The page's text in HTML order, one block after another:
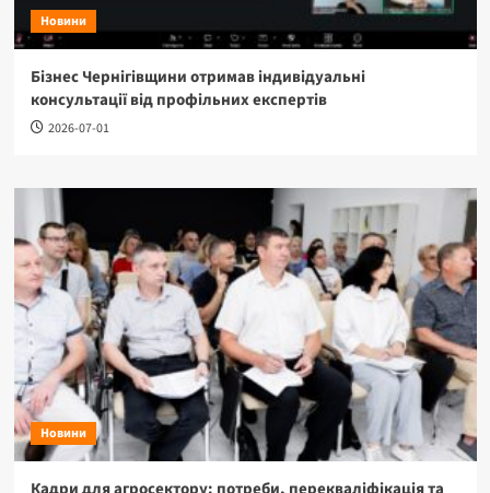
Новини
Бізнес Чернігівщини отримав індивідуальні
консультації від профільних експертів
2026-07-01
Новини